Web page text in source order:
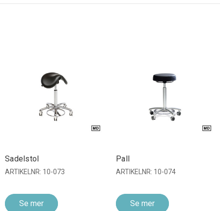
Sadelstol
ARTIKELNR: 10-073
Se mer
Pall
ARTIKELNR: 10-074
Se mer